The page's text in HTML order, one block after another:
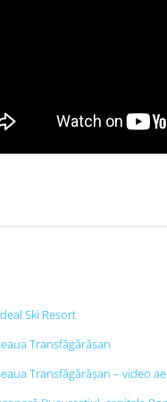
Ski Resort
Transfăgărășan
Transfăgărășan – video